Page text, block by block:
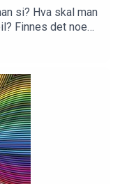
si? Hva skal man
Finnes det noen